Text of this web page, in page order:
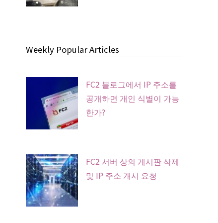
Weekly Popular Articles
FC2 블로그에서 IP 주소를
공개하면 개인 식별이 가능
한가?
FC2 서버 상의 게시판 삭제
및 IP 주소 개시 요청